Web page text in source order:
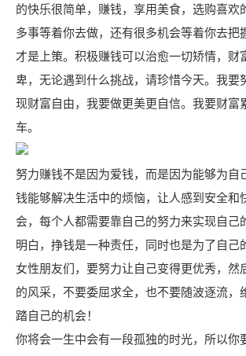
的快乐很简单，赚钱，享用美食，选购喜欢
多事等着你去做，还有很多机会等着你去把
才是上策。积极赚钱可以治愈一切矫情，财
卑，无论遇到什么挑战，请珍惜今天。我要
现财富自由，我要做更美更自信。我要财富
车。
努力赚钱不是因为爱钱，而是因为能够为自
钱能够解决生活中的烦恼，让人感到安全和
会，每个人都需要靠自己的努力来实现自己
明白，挣钱是一种责任，同时也是为了自己
女性朋友们，要努力让自己变得更优秀，然
的风采，不要委屈求全，也不要随波逐流，
踏自己的机会！
你将会一生中会有一段孤独的时光，所以你